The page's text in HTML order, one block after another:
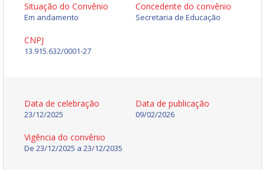
Situação do Convênio
Em andamento
Concedente do convênio
Secretaria de Educação
CNPJ
13.915.632/0001-27
Data de celebração
23/12/2025
Data de publicação
09/02/2026
Vigência do convênio
De 23/12/2025 a 23/12/2035